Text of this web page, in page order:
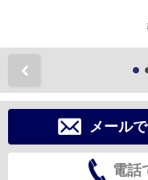
メール
電話